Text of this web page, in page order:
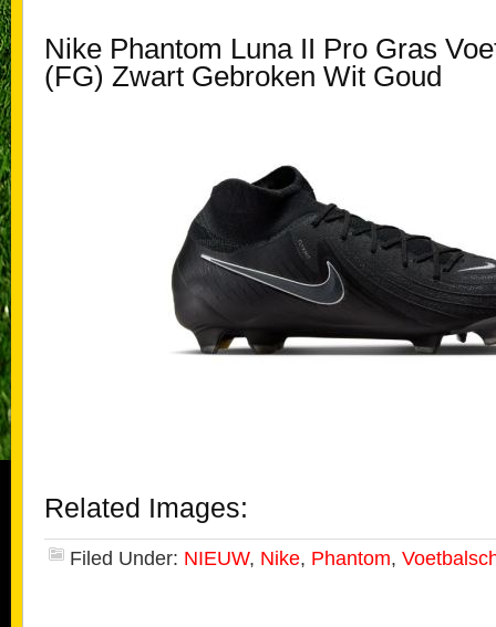
Nike Phantom Luna II Pro Gras
(FG) Zwart Gebroken Wit Goud
Related Images:
Filed Under: NIEUW, Nike, Phantom,